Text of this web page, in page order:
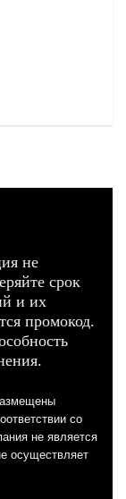
не
срок
и их
промокод.
со
не является
осуществляет